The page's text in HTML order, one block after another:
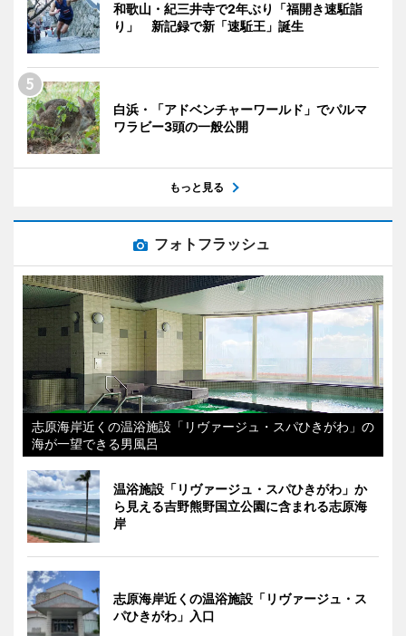
和歌山・紀三井寺で2年ぶり「福開き速駈詣
り」 新記録で新「速駈王」誕生
白浜・「アドベンチャーワールド」でパルマ
ワラビー3頭の一般公開
もっと見る
フォトフラッシュ
志原海岸近くの温浴施設「リヴァージュ・スパひきがわ」の
海が一望できる男風呂
温浴施設「リヴァージュ・スパひきがわ」か
ら見える吉野熊野国立公園に含まれる志原海
岸
志原海岸近くの温浴施設「リヴァージュ・ス
パひきがわ」入口